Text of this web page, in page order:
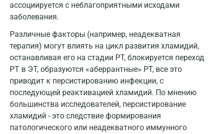
ассоциируется с неблагоприятными исходами
заболевания.
Различные факторы (например, неадекватная
терапия) могут влиять на цикл развития хламидий,
останавливая его на стадии РТ, блокируется переход
РТ в ЭТ, образуются «аберрантные» РТ, все это
приводит к персистированию инфекции, с
последующей реактивацией хламидий. По мнению
большинства исследователей, персистирование
хламидий - это следствие формирования
патологического или неадекватного иммунного
Красноярск
Курск
Лабинск
Липецк
Лобня
Люберцы